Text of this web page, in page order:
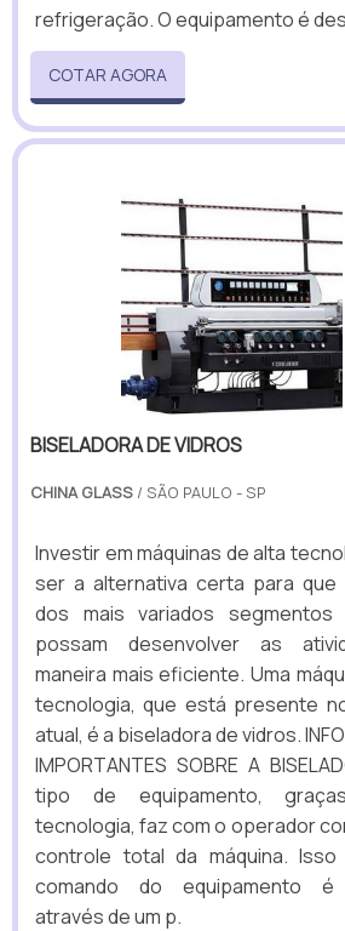
refrigeração. O equipamento é
COTAR AGORA
BISELADORA DE VIDROS
CHINA GLASS / SÃO PAULO - SP
Investir em máquinas de alta
ser a alternativa certa para que
dos mais variados segmentos
possam desenvolver as
maneira mais eficiente. Uma
tecnologia, que está presente
atual, é a biseladora de vidros.
IMPORTANTES SOBRE A
tipo de equipamento,
tecnologia, faz com o operador
controle total da máquina.
comando do equipamento é
através de um p.